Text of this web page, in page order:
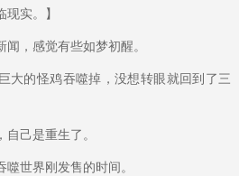
实。】
，感觉有些如梦初醒。
大的怪鸡吞噬掉，没想转眼就回到了三
己是重生了。
世界刚发售的时间。